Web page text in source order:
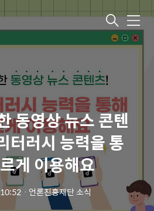
메
뉴
동영상 뉴스 콘텐
터러시 능력을 통
게 이용해요
ㆍ 언론진흥재단 소식